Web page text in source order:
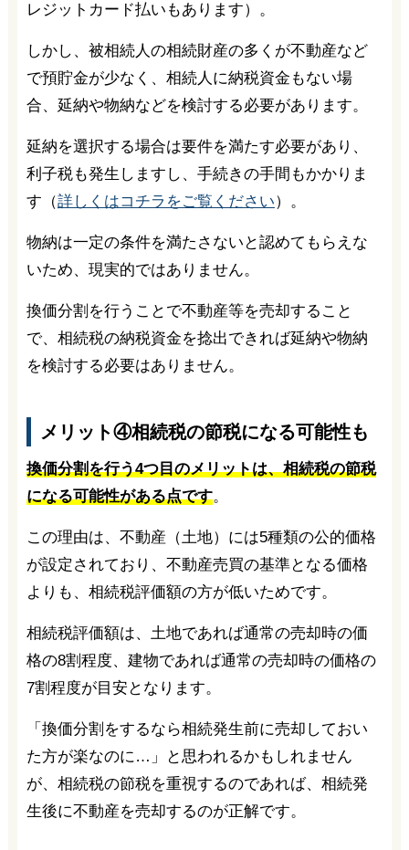
レジットカード払いもあります）。
しかし、被相続人の相続財産の多くが不動産など
で預貯金が少なく、相続人に納税資金もない場
合、延納や物納などを検討する必要があります。
延納を選択する場合は要件を満たす必要があり、
利子税も発生しますし、手続きの手間もかかりま
す（詳しくはコチラをご覧ください）。
物納は一定の条件を満たさないと認めてもらえな
いため、現実的ではありません。
換価分割を行うことで不動産等を売却すること
で、相続税の納税資金を捻出できれば延納や物納
を検討する必要はありません。
メリット④相続税の節税になる可能性も
換価分割を行う4つ目のメリットは、相続税の節税
になる可能性がある点です。
この理由は、不動産（土地）には5種類の公的価格
が設定されており、不動産売買の基準となる価格
よりも、相続税評価額の方が低いためです。
相続税評価額は、土地であれば通常の売却時の価
格の8割程度、建物であれば通常の売却時の価格の
7割程度が目安となります。
「換価分割をするなら相続発生前に売却しておい
た方が楽なのに…」と思われるかもしれません
が、相続税の節税を重視するのであれば、相続発
生後に不動産を売却するのが正解です。